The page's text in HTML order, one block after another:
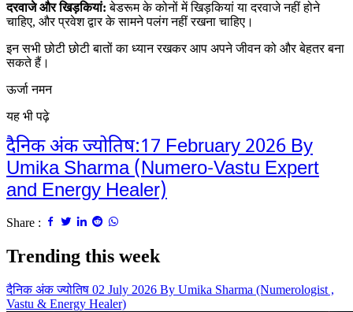
दरवाजे और खिड़कियां: बेडरूम के कोनों में खिड़कियां या दरवाजे नहीं होने
चाहिए, और प्रवेश द्वार के सामने पलंग नहीं रखना चाहिए।
इन सभी छोटी छोटी बातों का ध्यान रखकर आप अपने जीवन को और बेहतर बना
सकते हैं।
ऊर्जा नमन
यह भी पढ़े
दैनिक अंक ज्योतिष:17 February 2026 By
Umika Sharma (Numero-Vastu Expert
and Energy Healer)
Share :
Trending this week
दैनिक अंक ज्योतिष 02 July 2026 By Umika Sharma (Numerologist ,
Vastu & Energy Healer)